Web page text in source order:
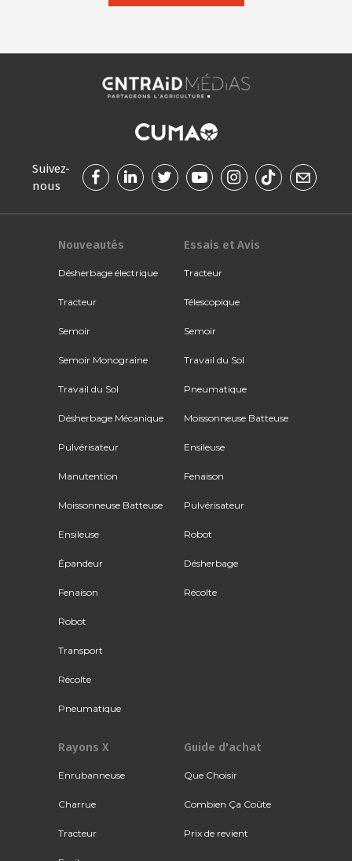
Suivez-
nous
Nouveautés
Désherbage électrique
Tracteur
Semoir
Semoir Monograine
Travail du Sol
Désherbage Mécanique
Pulvérisateur
Manutention
Moissonneuse Batteuse
Ensileuse
Épandeur
Fenaison
Robot
Transport
Récolte
Pneumatique
Essais et Avis
Tracteur
Télescopique
Semoir
Travail du Sol
Pneumatique
Moissonneuse Batteuse
Ensileuse
Fenaison
Pulvérisateur
Robot
Désherbage
Récolte
Rayons X
Enrubanneuse
Charrue
Tracteur
Guide d'achat
Que Choisir
Combien Ça Coûte
Prix de revient